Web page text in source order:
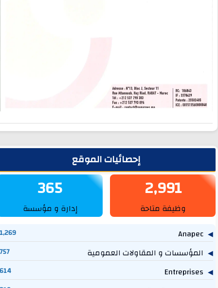
إحصائيات الموقع
2,991
وظيفة متاحة
365
إدارة و مؤسسة
Anapec
1,269
المؤسسات و المقاولات العمومية 757
Entreprises
614